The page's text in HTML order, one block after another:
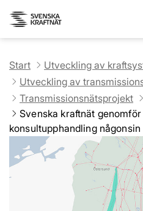
Start
Utveckling av
Utveckling av
Transmissionsnätsprojekt
Svenska kraftnät
konsultupphandling någonsin